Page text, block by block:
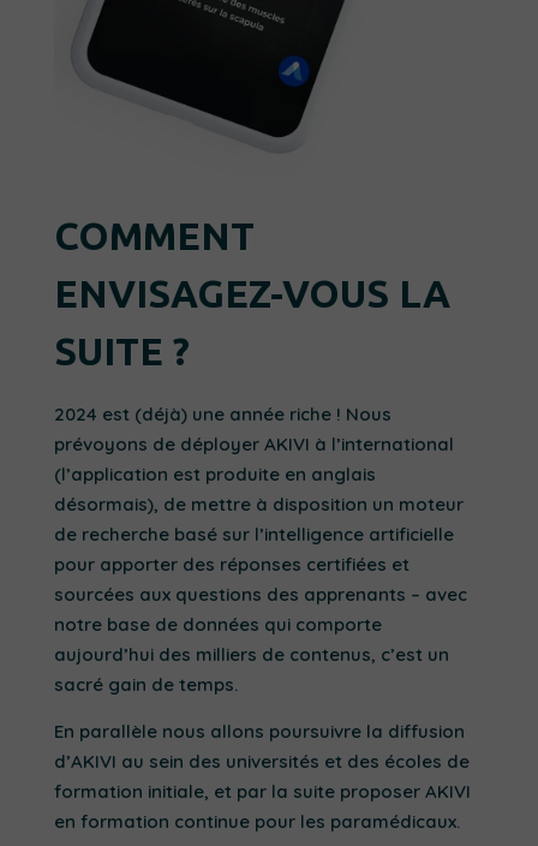
COMMENT
ENVISAGEZ-VOUS LA
SUITE ?
2024 est (déjà) une année riche ! Nous
prévoyons de déployer AKIVI à l’international
(l’application est produite en anglais
désormais), de mettre à disposition un moteur
de recherche basé sur l’intelligence artificielle
pour apporter des réponses certifiées et
sourcées aux questions des apprenants – avec
notre base de données qui comporte
aujourd’hui des milliers de contenus, c’est un
sacré gain de temps.
En parallèle nous allons poursuivre la diffusion
d’AKIVI au sein des universités et des écoles de
formation initiale, et par la suite proposer AKIVI
en formation continue pour les paramédicaux.